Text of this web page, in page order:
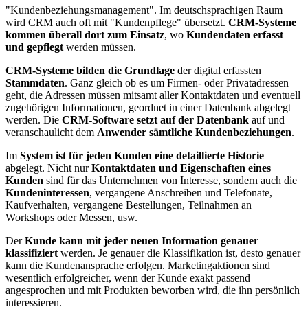
"Kundenbeziehungsmanagement". Im deutschsprachigen Raum
wird CRM auch oft mit "Kundenpflege" übersetzt. CRM-Systeme
kommen überall dort zum Einsatz, wo Kundendaten erfasst
und gepflegt werden müssen.
CRM-Systeme bilden die Grundlage der digital erfassten
Stammdaten. Ganz gleich ob es um Firmen- oder Privatadressen
geht, die Adressen müssen mitsamt aller Kontaktdaten und eventuell
zugehörigen Informationen, geordnet in einer Datenbank abgelegt
werden. Die CRM-Software setzt auf der Datenbank auf und
veranschaulicht dem Anwender sämtliche Kundenbeziehungen.
Im System ist für jeden Kunden eine detaillierte Historie
abgelegt. Nicht nurKontaktdaten und Eigenschaften eines
Kunden sind für das Unternehmen von Interesse, sondern auch die
Kundeninteressen, vergangene Anschreiben und Telefonate,
Kaufverhalten, vergangene Bestellungen, Teilnahmen an
Workshops oder Messen, usw.
DerKunde kann mit jeder neuen Information genauer
klassifiziert werden. Je genauer die Klassifikation ist, desto genauer
kann die Kundenansprache erfolgen. Marketingaktionen sind
wesentlich erfolgreicher, wenn der Kunde exakt passend
angesprochen und mit Produkten beworben wird, die ihn persönlich
interessieren.